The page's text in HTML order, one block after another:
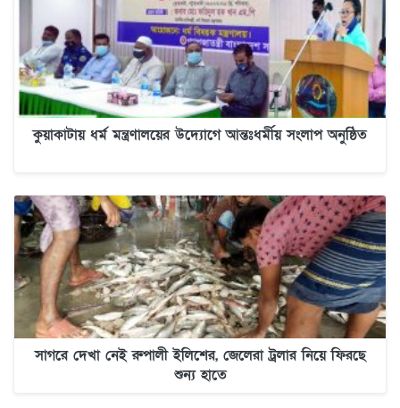
কুয়াকাটায় ধর্ম মন্ত্রণালয়ের উদ্যোগে আন্তঃধর্মীয় সংলাপ অনুষ্ঠিত
সাগরে দেখা নেই রুপালী ইলিশের, জেলেরা ট্রলার নিয়ে ফিরছে
শুন্য হাতে